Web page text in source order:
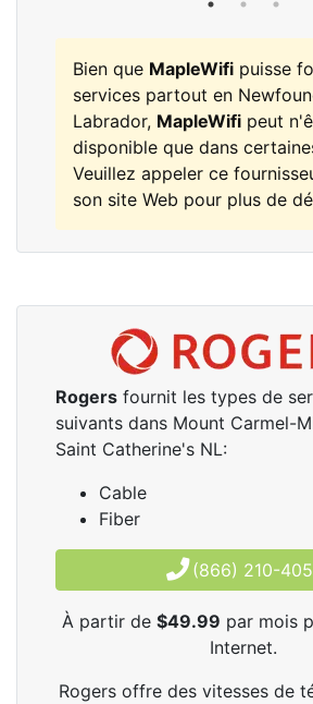
Bien que MapleWifi puisse
services partout en
Labrador, MapleWifi peut
disponible que dans
Veuillez appeler ce
son site Web pour plus de
Rogers fournit les types de
suivants dans Mount Carmel-
Saint Catherine's NL:
Cable
Fiber
(866) 210-
À partir de $49.99 par mois
Internet.
Rogers offre des vitesses de